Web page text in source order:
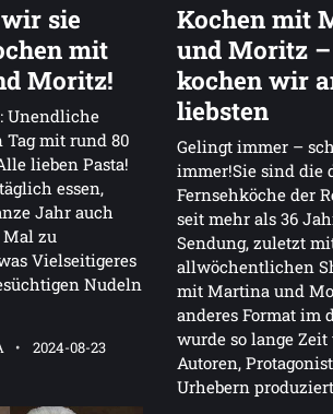
sie
mit
Moritz!
Unendliche
mit rund 80
lieben Pasta!
essen,
Jahr auch
zu
Vielseitigeres
Nudeln
2024-08-23
Kochen mit
und Moritz –
kochen wir
liebsten
Gelingt immer –
immer!Sie sind die
Fernsehköche der
seit mehr als 36
Sendung, zuletzt
allwöchentlichen
mit Martina und
anderes Format im
wurde so lange
Autoren,
Urhebern